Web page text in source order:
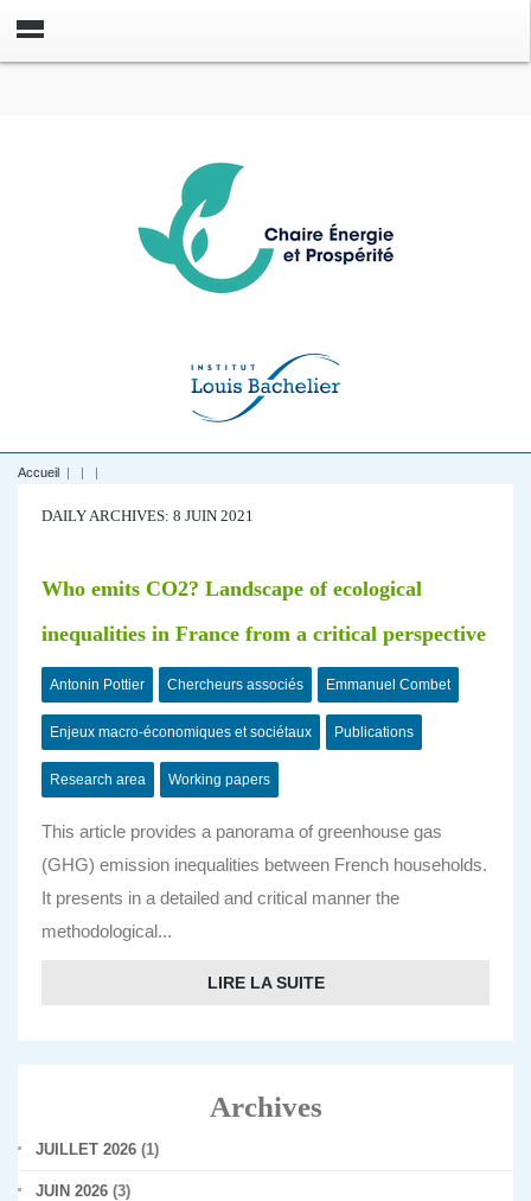
Accueil | | |
DAILY ARCHIVES: 8 JUIN 2021
Who emits CO2? Landscape of ecological
inequalities in France from a critical perspective
Antonin Pottier Chercheurs associés Emmanuel Combet
Enjeux macro-économiques et sociétaux Publications
Research area Working papers
This article provides a panorama of greenhouse gas
(GHG) emission inequalities between French households.
It presents in a detailed and critical manner the
methodological...
LIRE LA SUITE
Archives
JUILLET 2026 (1)
JUIN 2026 (3)